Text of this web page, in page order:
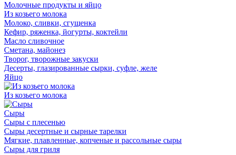
Молочные продукты и яйцо
Из козьего молока
Молоко, сливки, сгущенка
Кефир, ряженка, йогурты, коктейли
Масло сливочное
Сметана, майонез
Творог, творожные закуски
Десерты, глазированные сырки, суфле, желе
Яйцо
Из козьего молока
Сыры
Сыры с плесенью
Сыры десертные и сырные тарелки
Мягкие, плавленные, копченые и рассольные сыры
Сыры для гриля